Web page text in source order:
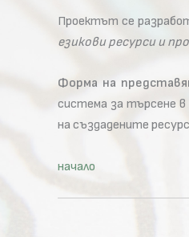
Проектът се
езикови ресурси и
Форма на
система за търсене
на създадените
начало